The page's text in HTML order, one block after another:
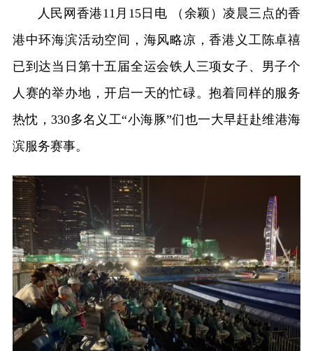
人民网香港11月15日电 （余颖）凌晨三点的香
港中环海滨活动空间，海风略凉，香港义工陈卓禧
已到达当日第十五届全运会铁人三项女子、男子个
人赛的举办地，开启一天的忙碌。抱着同样的服务
热忱，330多名义工“小海豚”们也一大早赶赴维港海
滨服务赛事。